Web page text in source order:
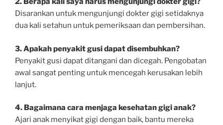
Disarankan untuk mengunjungi dokter gigi setidaknya
dua kali setahun untuk pemeriksaan dan pembersihan.
3. Apakah penyakit gusi dapat disembuhkan?
Penyakit gusi dapat ditangani dan dicegah. Pengobatan
awal sangat penting untuk mencegah kerusakan lebih
lanjut.
4. Bagaimana cara menjaga kesehatan gigi anak?
Ajari anak menyikat gigi dengan baik, bantu mereka